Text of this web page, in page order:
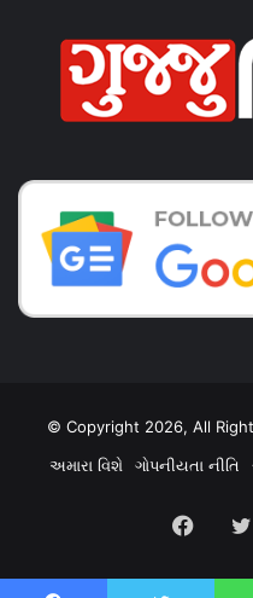
© Copyright 2026, All
અમારા વિશે
ગોપનીયતા નીતિ